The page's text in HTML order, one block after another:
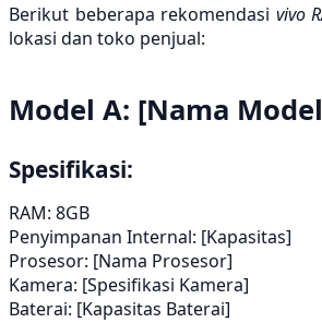
Berikut beberapa rekomendasi vivo
lokasi dan toko penjual:
Model A: [Nama
Spesifikasi:
RAM: 8GB
Penyimpanan Internal: [Kapasitas]
Prosesor: [Nama Prosesor]
Kamera: [Spesifikasi Kamera]
Baterai: [Kapasitas Baterai]